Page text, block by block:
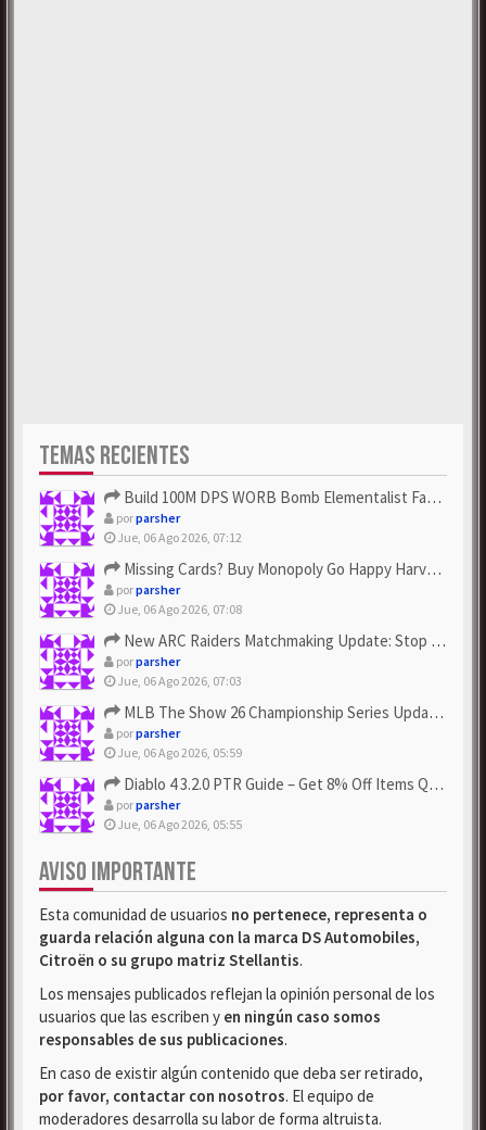
TEMAS RECIENTES
Build 100M DPS WORB Bomb Elementalist Fast - Grab POE Curren...
porparsher
Jue, 06 Ago 2026, 07:12
Missing Cards? Buy Monopoly Go Happy Harvest with Looney Tun...
porparsher
Jue, 06 Ago 2026, 07:08
New ARC Raiders Matchmaking Update: Stop Failed - Grab Bluep...
porparsher
Jue, 06 Ago 2026, 07:03
MLB The Show 26 Championship Series Update! Get Cheap & ...
porparsher
Jue, 06 Ago 2026, 05:59
Diablo 4 3.2.0 PTR Guide – Get 8% Off Items Quickly to Test ...
porparsher
Jue, 06 Ago 2026, 05:55
AVISO IMPORTANTE
Esta comunidad de usuarios no pertenece, representa o
guarda relación alguna con la marca DS Automobiles,
Citroën o su grupo matriz Stellantis.
Los mensajes publicados reflejan la opinión personal de los
usuarios que las escriben y en ningún caso somos
responsables de sus publicaciones.
En caso de existir algún contenido que deba ser retirado,
por favor, contactar con nosotros. El equipo de
moderadores desarrolla su labor de forma altruista.